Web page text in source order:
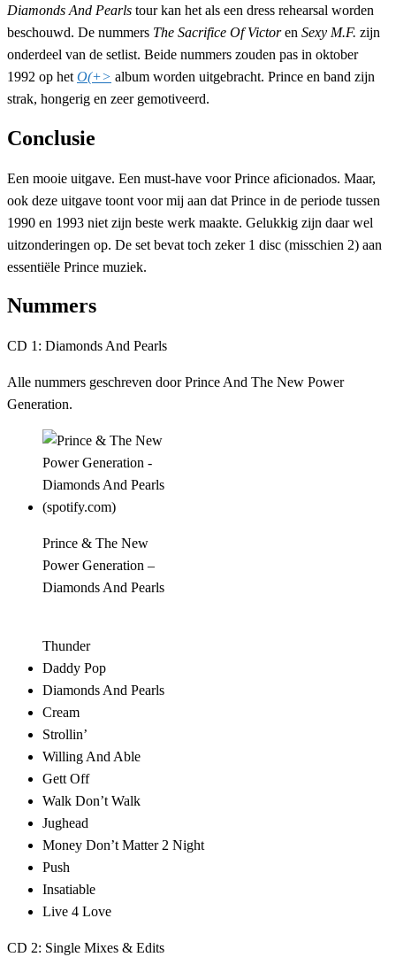
Diamonds And Pearls tour kan het als een dress rehearsal worden
beschouwd. De nummers The Sacrifice Of Victoren Sexy M.F. zijn
onderdeel van de setlist. Beide nummers zouden pas in oktober
1992 op het O(+> album worden uitgebracht. Prince en band zijn
strak, hongerig en zeer gemotiveerd.
Conclusie
Een mooie uitgave. Een must-have voor Prince aficionados. Maar,
ook deze uitgave toont voor mij aan dat Prince in de periode tussen
1990 en 1993 niet zijn beste werk maakte. Gelukkig zijn daar wel
uitzonderingen op. De set bevat toch zeker 1 disc (misschien 2) aan
essentiële Prince muziek.
Nummers
CD 1: Diamonds And Pearls
Alle nummers geschreven door Prince And The New Power
Generation.
Prince & The New
Power Generation –
Diamonds And Pearls
Thunder
Daddy Pop
Diamonds And Pearls
Cream
Strollin’
Willing And Able
Gett Off
Walk Don’t Walk
Jughead
Money Don’t Matter 2 Night
Push
Insatiable
Live 4 Love
CD 2: Single Mixes & Edits